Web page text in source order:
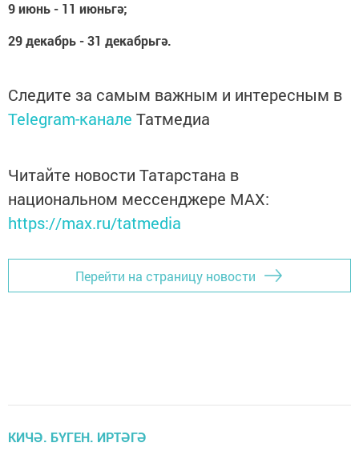
9 июнь - 11 июньгә;
29 декабрь - 31 декабрьгә.
Следите за самым важным и интересным в
Telegram-канале Татмедиа
Читайте новости Татарстана в
национальном мессенджере MАХ:
https://max.ru/tatmedia
Перейти на страницу новости
КИЧӘ. БҮГЕН. ИРТӘГӘ